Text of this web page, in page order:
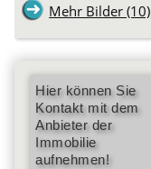
Mehr Bilder (10)
Hier können Sie
Kontakt mit dem
Anbieter der
Immobilie
aufnehmen!